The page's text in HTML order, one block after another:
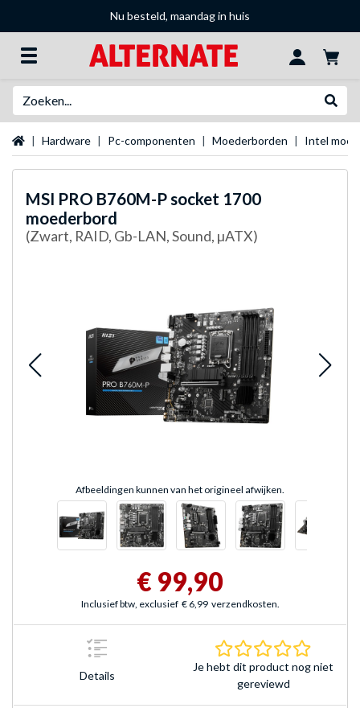
Nu besteld, maandag in huis
Startpagina
Hardware Pc-componenten Moederborden Intel
MSI PRO B760M-P socket 1700
moederbord
(Zwart, RAID, Gb-LAN, Sound, µATX)
Afbeeldingen kunnen van het origineel afwijken.
€ 99,90
Inclusief btw, exclusief € 6,99 verzendkosten.
Details
Je hebt dit product nog niet
gereviewd